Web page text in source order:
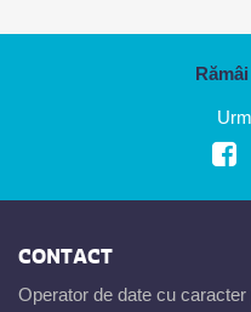
CONTACT
Operator de date cu caracter